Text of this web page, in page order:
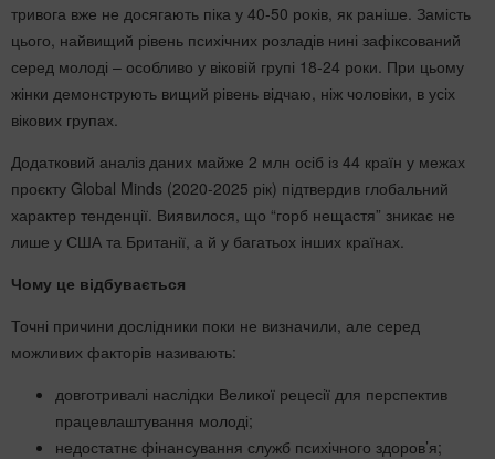
тривога вже не досягають піка у 40-50 років, як раніше. Замість
цього, найвищий рівень психічних розладів нині зафіксований
серед молоді – особливо у віковій групі 18-24 роки. При цьому
жінки демонструють вищий рівень відчаю, ніж чоловіки, в усіх
вікових групах.
Додатковий аналіз даних майже 2 млн осіб із 44 країн у межах
проєкту Global Minds (2020-2025 рік) підтвердив глобальний
характер тенденції. Виявилося, що “горб нещастя” зникає не
лише у США та Британії, а й у багатьох інших країнах.
Чому це відбувається
Точні причини дослідники поки не визначили, але серед
можливих факторів називають:
довготривалі наслідки Великої рецесії для перспектив
працевлаштування молоді;
недостатнє фінансування служб психічного здоров’я;